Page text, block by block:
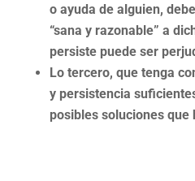
o ayuda de alguien,
“sana y razonable” a
persiste puede ser
Lo tercero, que tenga
y persistencia
posibles soluciones que